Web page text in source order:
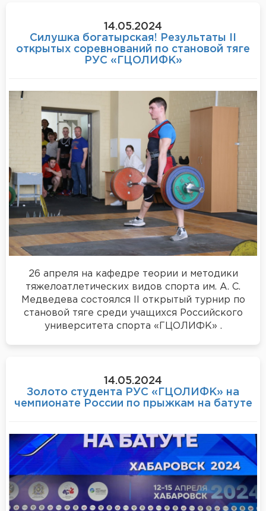
14.05.2024
Силушка богатырская! Результаты II
открытых соревнований по становой тяге
РУС «ГЦОЛИФК»
26 апреля на кафедре теории и методики
тяжелоатлетических видов спорта им. А. С.
Медведева состоялся II открытый турнир по
становой тяге среди учащихся Российского
университета спорта «ГЦОЛИФК» .
14.05.2024
Золото студента РУС «ГЦОЛИФК» на
чемпионате России по прыжкам на батуте